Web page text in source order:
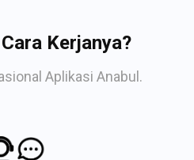
Kerjanya?
Aplikasi Anabul.